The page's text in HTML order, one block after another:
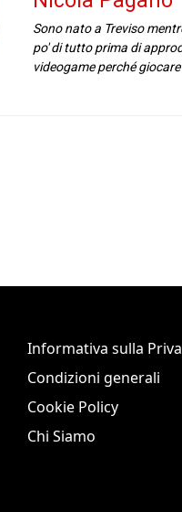
Sono nato a Treviso
po' di tutto prima di
videogame perché
Informativa sulla
Condizioni generali
Cookie Policy
Chi Siamo